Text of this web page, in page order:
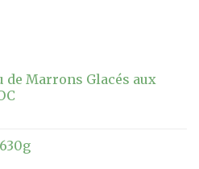
de Marrons Glacés aux